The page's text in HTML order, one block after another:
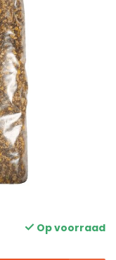
Op voorraad